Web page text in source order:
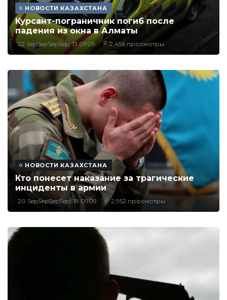
НОВОСТИ КАЗАХСТАНА
Курсант-пограничник погиб после
падения из окна в Алматы
22 SepSepSepSep, 13:0909 2,456 просмотры
НОВОСТИ КАЗАХСТАНА
Кто понесет наказание за трагические
инциденты в армии
20 SepSepSepSep, 18:0909 2,952 просмотры